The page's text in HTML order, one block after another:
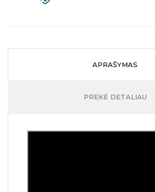
APRAŠYMAS
PREKĖ DETALIAU